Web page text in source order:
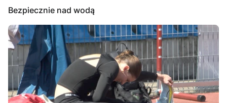
Bezpiecznie nad wodą